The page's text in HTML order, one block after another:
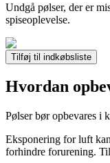
Undgå pølser, der er
spiseoplevelse.
Tilføj til indkøbsliste
Hvordan
Pølser bør opbevares i
Eksponering for luft
forhindre forurening.